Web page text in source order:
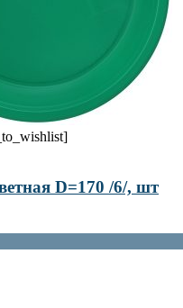
D=170 /6/, шт